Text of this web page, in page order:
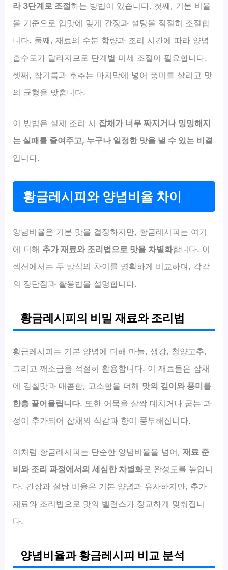
라 3단계로 조절하는 방법이 있습니다. 첫째, 기본 비율
을 기준으로 입맛에 맞게 간장과 설탕을 적절히 조절합
니다. 둘째, 재료의 수분 함량과 조리 시간에 따라 양념
흡수도가 달라지므로 단계별 미세 조절이 필요합니다.
셋째, 참기름과 후추는 마지막에 넣어 풍미를 살리고 맛
의 균형을 맞춥니다.
이 방법은 실제 조리 시 잡채가 너무 짜지거나 밍밍해지
는 실패를 줄여주고, 누구나 일정한 맛을 낼 수 있는 비결
입니다.
황금레시피와 양념비율 차이
양념비율은 기본 맛을 결정하지만, 황금레시피는 여기
에 더해 추가 재료와 조리법으로 맛을 차별화합니다. 이
섹션에서는 두 방식의 차이를 명확하게 비교하며, 각각
의 장단점과 활용법을 설명합니다.
황금레시피의 비밀 재료와 조리법
황금레시피는 기본 양념에 더해 마늘, 생강, 청양고추,
그리고 깨소금을 적절히 활용합니다. 이 재료들은 잡채
에 감칠맛과 매콤함, 고소함을 더해 맛의 깊이와 풍미를
한층 끌어올립니다. 또한 어묵을 살짝 데치거나 굽는 과
정이 추가되어 잡채의 식감과 향이 풍부해집니다.
이처럼 황금레시피는 단순한 양념비율을 넘어,재료 준
비와 조리 과정에서의 세심한 차별화로 완성도를 높입니
다. 간장과 설탕 비율은 기본 양념과 유사하지만, 추가
재료와 조리법으로 맛의 밸런스가 정교하게 맞춰집니
다.
양념비율과 황금레시피 비교 분석